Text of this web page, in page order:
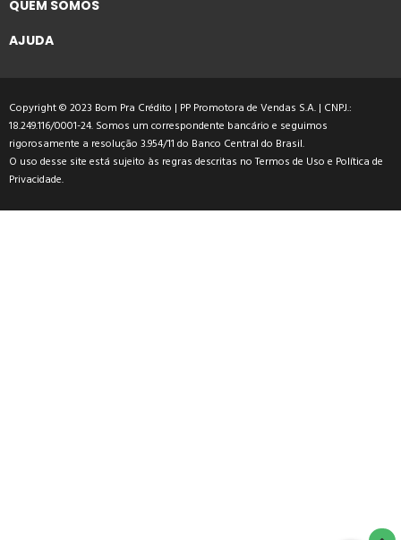
QUEM SOMOS
AJUDA
Copyright © 2023 Bom Pra Crédito | PP Promotora de Vendas S.A. | CNPJ.:
18.249.116/0001-24. Somos um correspondente bancário e seguimos
rigorosamente a resolução 3.954/11 do Banco Central do Brasil.
O uso desse site está sujeito às regras descritas noTermos de Uso e Política de
Privacidade.